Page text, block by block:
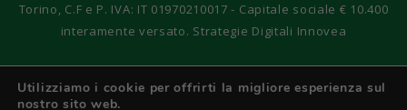
Torino, C.F e P. IVA: IT 01970210017 - Capitale sociale € 10.400
interamente versato. Strategie Digitali Innovea
Utilizziamo i cookie per offrirti la migliore esperienza sul
nostro sito web.
Italiano